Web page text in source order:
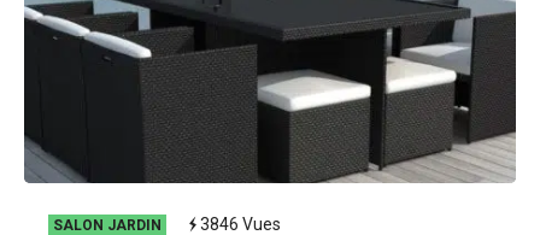
SALON JARDIN 3846 Vues